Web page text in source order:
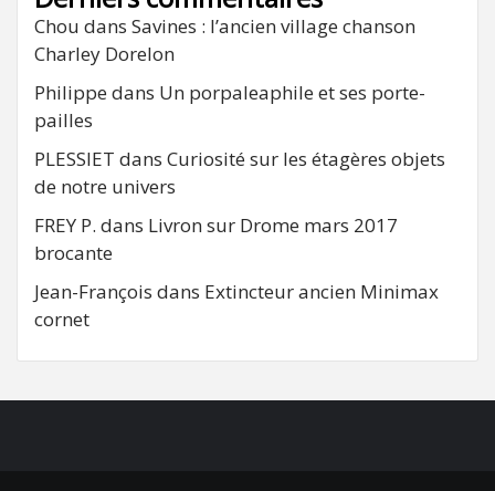
Chou dans Savines : l’ancien village chanson
Charley Dorelon
Philippe dans Un porpaleaphile et ses porte-
pailles
PLESSIET dans Curiosité sur les étagères objets
de notre univers
FREY P. dans Livron sur Drome mars 2017
brocante
Jean-François dans Extincteur ancien Minimax
cornet